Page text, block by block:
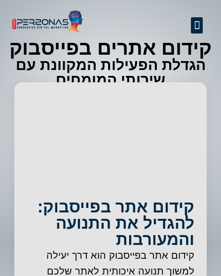
קידום אתרים בפייסבוק
הגדלת הפעילות המקוונת עם
שירותי המומחים
קידום אתר בפייסבוק:
להגדיל את התנועה
והמעורבות
קידום אתר בפייסבוק הוא דרך יעילה
למשוך תנועה איכותית לאתר שלכם